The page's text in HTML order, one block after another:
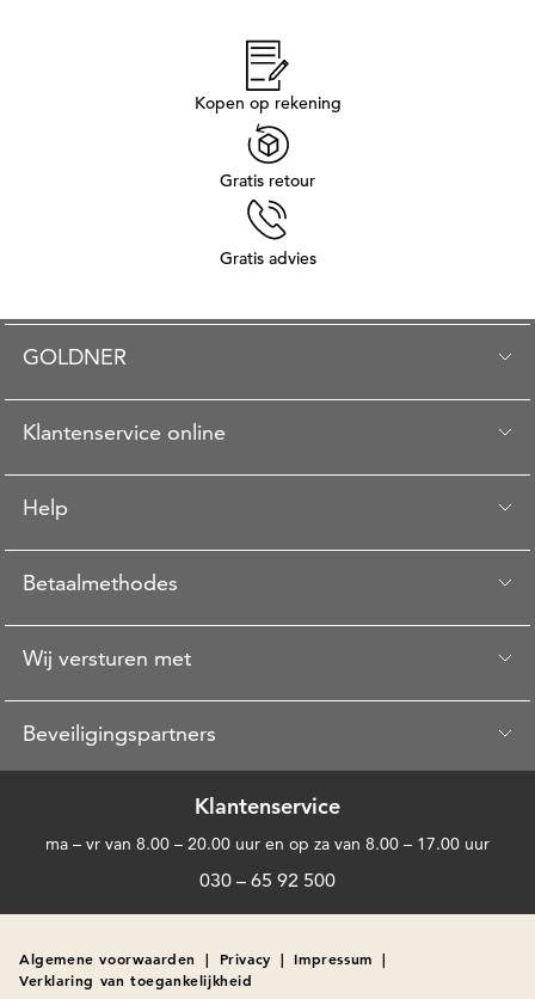
Kopen op rekening
Gratis retour
Gratis advies
GOLDNER
Klantenservice online
Help
Betaalmethodes
Wij versturen met
Beveiligingspartners
Klantenservice
ma – vr van 8.00 – 20.00 uur en op za van 8.00 – 17.00 uur
030 – 65 92 500
Algemene voorwaarden | Privacy | Impressum |
Verklaring van toegankelijkheid